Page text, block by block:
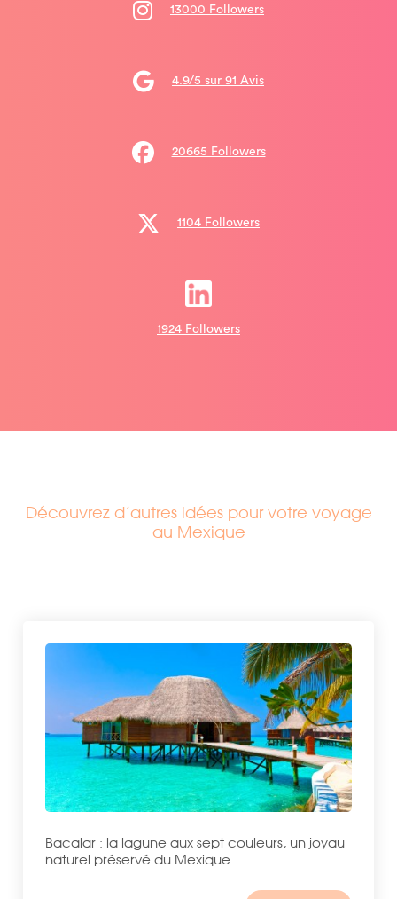
13000 Followers
4.9/5 sur 91 Avis
20665 Followers
1104 Followers
1924 Followers
Découvrez d’autres idées pour votre voyage
au Mexique
Bacalar : la lagune aux sept couleurs, un joyau
naturel préservé du Mexique